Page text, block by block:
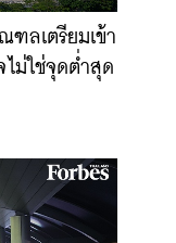
ฑลเตรียมเข้า
ม่ใช่จุดต่ำสุด